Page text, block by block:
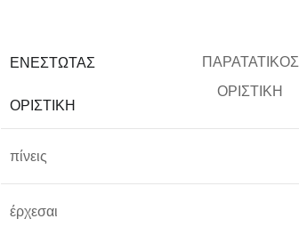
ΕΝΕΣΤΩΤΑΣ
ΟΡΙΣΤΙΚΗ
ΠΑΡΑΤΑΤΙΚΟΣ
ΟΡΙΣΤΙΚΗ
πίνεις
έρχεσαι